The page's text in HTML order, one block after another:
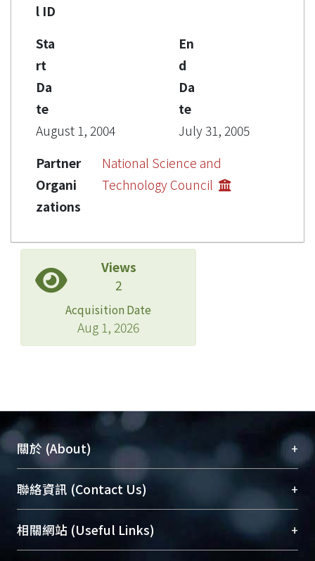
l ID
Sta
rt
Da
te
August 1, 2004
En
d
Da
te
July 31, 2005
Partner
Organi
zations
National Science and
Technology Council
Views
2
Acquisition Date
Aug 1, 2026
關於 (About) +
臺大位居世界頂尖大學之列，為永久珍藏及向國際
展現本校豐碩的研究成果及學術能量，圖書館整合
機構典藏（NTUR）與學術庫（AH）不同功能平
台，成為臺大學術典藏NTU scholars。期能整合研
聯絡資訊 (Contact Us) +
總館學科館員(Main Library)
醫學圖書館學科館員(Medical Library)
相關網站 (Useful Links) +